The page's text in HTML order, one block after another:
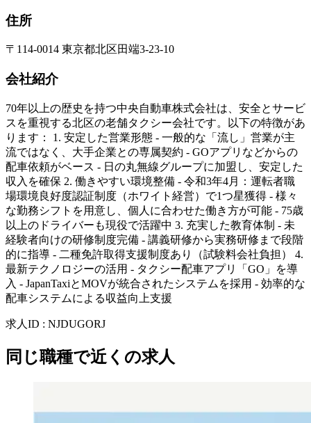
住所
〒114-0014 東京都北区田端3-23-10
会社紹介
70年以上の歴史を持つ中央自動車株式会社は、安全とサービ
スを重視する北区の老舗タクシー会社です。以下の特徴があ
ります： 1. 安定した営業形態 - 一般的な「流し」営業が主
流ではなく、大手企業との専属契約 - GOアプリなどからの
配車依頼がベース - 日の丸無線グループに加盟し、安定した
収入を確保 2. 働きやすい環境整備 - 令和3年4月：運転者職
場環境良好度認証制度（ホワイト経営）で1つ星獲得 - 様々
な勤務シフトを用意し、個人に合わせた働き方が可能 - 75歳
以上のドライバーも現役で活躍中 3. 充実した教育体制 - 未
経験者向けの研修制度完備 - 講義研修から実務研修まで段階
的に指導 - 二種免許取得支援制度あり（試験料会社負担） 4.
最新テクノロジーの活用 - タクシー配車アプリ「GO」を導
入 - JapanTaxiとMOVが統合されたシステムを採用 - 効率的な
配車システムによる収益向上支援
求人ID : NJDUGORJ
同じ職種で近くの求人